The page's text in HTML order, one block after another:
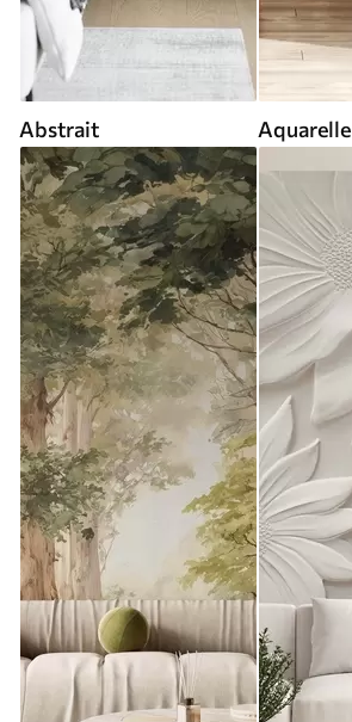
Abstrait Aquarelle